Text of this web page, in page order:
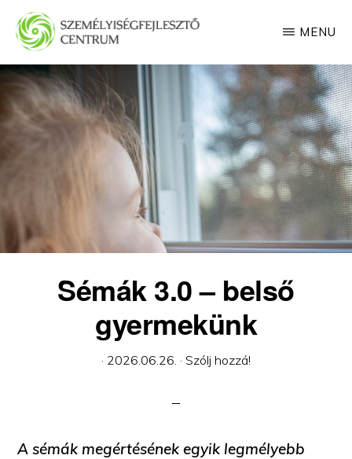
Skip
main
content
SZEMÉLYISÉGFEJLESZTŐ
CENTRUM
MENU
Sémák 3.0 – belső
gyermekünk
· 2026.06.26. · Szólj hozzá!
A sémák megértésének egyik legmélyebb